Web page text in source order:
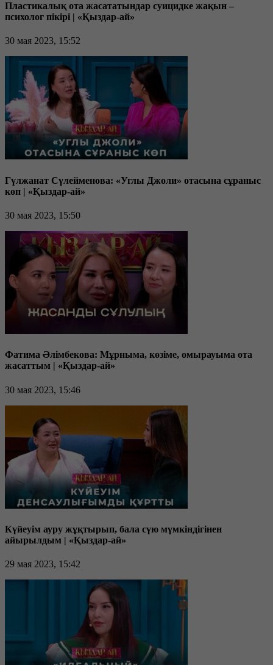
Пластикалық ота жасататындар суицидке жақын –
психолог пікірі | «Қыздар-ай»
30 мая 2023, 15:52
Гүлжанат Сүлейменова: «Углы Джоли» отасына сұраныс
көп | «Қыздар-ай»
30 мая 2023, 15:50
Фатима Әлімбекова: Мұрныма, көзіме, омырауыма ота
жасаттым | «Қыздар-ай»
30 мая 2023, 15:46
Күйеуім ауру жұқтырып, бала сүю мүмкіндігінен
айырылдым | «Қыздар-ай»
29 мая 2023, 15:42